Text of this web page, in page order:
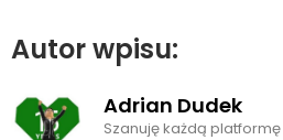
Autor wpisu:
Adrian Dudek
Szanuję każdą